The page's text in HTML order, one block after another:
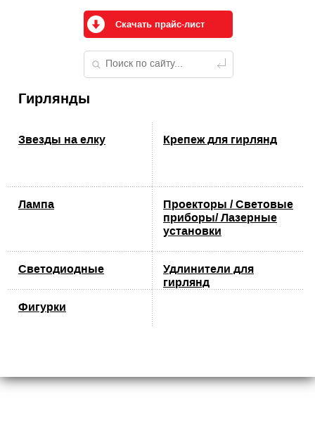
Скачать прайс-лист
Гирлянды
Звезды на елку Крепеж для гирлянд
Лампа
Проекторы / Световые
приборы/ Лазерные
установки
Светодиодные
Удлинители для
гирлянд
Фигурки